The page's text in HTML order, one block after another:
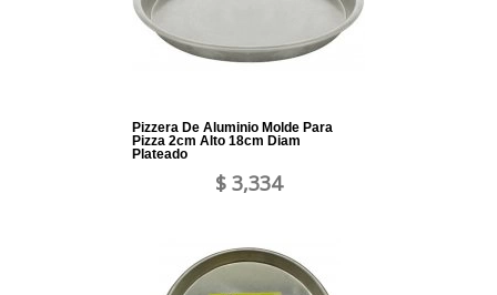
Pizzera De Aluminio Molde Para
Pizza 2cm Alto 18cm Diam
Plateado
$ 3,334